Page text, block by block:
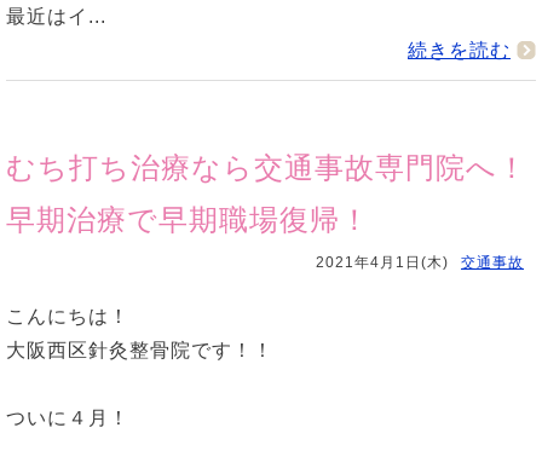
最近はイ...
続きを読む
むち打ち治療なら交通事故専門院へ！
早期治療で早期職場復帰！
2021年4月1日(木) 交通事故
こんにちは！
大阪西区針灸整骨院です！！
ついに４月！